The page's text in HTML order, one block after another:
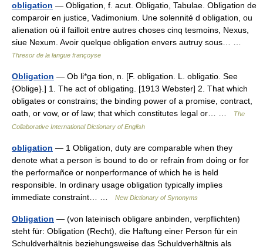
obligation — Obligation, f. acut. Obligatio, Tabulae. Obligation de
comparoir en justice, Vadimonium. Une solennité d obligation, ou
alienation où il failloit entre autres choses cinq tesmoins, Nexus,
siue Nexum. Avoir quelque obligation envers autruy sous… …
Thresor de la langue françoyse
Obligation — Ob li*ga tion, n. [F. obligation. L. obligatio. See
{Oblige}.] 1. The act of obligating. [1913 Webster] 2. That which
obligates or constrains; the binding power of a promise, contract,
oath, or vow, or of law; that which constitutes legal or… …
The
Collaborative International Dictionary of English
obligation — 1 Obligation, duty are comparable when they
denote what a person is bound to do or refrain from doing or for
the performañce or nonperformance of which he is held
responsible. In ordinary usage obligation typically implies
immediate constraint… …
New Dictionary of Synonyms
Obligation — (von lateinisch obligare anbinden, verpflichten)
steht für: Obligation (Recht), die Haftung einer Person für ein
Schuldverhältnis beziehungsweise das Schuldverhältnis als